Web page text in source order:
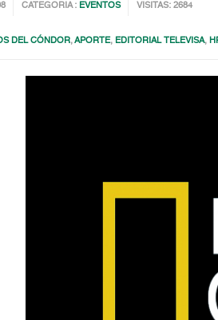
CATEGORIA : EVENTOS VISITAS: 2684
DEL CÓNDOR,APORTE, EDITORIAL TELEVISA,